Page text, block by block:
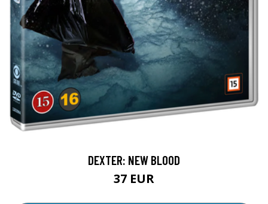
DEXTER: NEW BLOOD
37 EUR